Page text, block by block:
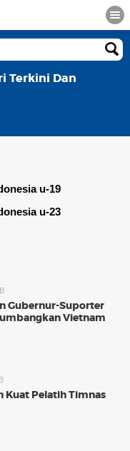
Terkini Dan
u-19
u-23
Gubernur-Suporter
Vietnam
Kuat Pelatih Timnas